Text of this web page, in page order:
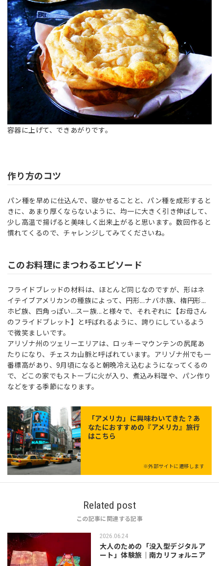
容器に上げて、できあがりです。
作り方のコツ
パン種を早めに仕込んで、寝かせることと、パン種を成形すると
きに、あまり厚くならないように、均一に大きく引き伸ばして、
少し高温で揚げると美味しく出来上がると思います。数回作ると
慣れてくるので、チャレンジしてみてくださいね。
このお料理にまつわるエピソード
フライドブレッドの材料は、ほとんど同じなのですが、形はネ
イテイブアメリカンの種族によって、円形...ナバホ族、楕円形...
ホピ族、四角っぽい...スー族...と様々で、それぞれに【お母さん
のフライドブレット】と呼ばれるように、誇りにしているよう
で微笑ましいです。
アリゾナ州のツェリーエリアは、ロッキーマウンテンの尻尾あ
たりになり、チェスカ山脈と呼ばれています。アリゾナ州でも一
番標高があり、9月頃になると朝晩冷え込むようになってくるの
で、どこの家でもストーブに火が入り、煮込み料理や、パン作り
などをする季節になります。
「アメリカ 」に興味わいてきた？あ
なたにおすすめの『アメリカ』旅行
はこちら
※外部サイトに遷移します
Related post
この記事に関連する記事
2026.06.24
大人のための「没入型デジタルア
ート」体験旅｜南カリフォルニア